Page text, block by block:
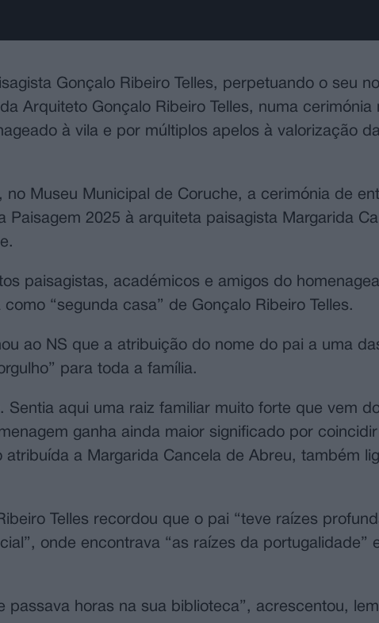
Gonçalo Ribeiro Telles, perpetuando o seu
Arquiteto Gonçalo Ribeiro Telles, numa cerimónia
à vila e por múltiplos apelos à valorização
Museu Municipal de Coruche, a cerimónia de
Paisagem 2025 à arquiteta paisagista Margarida
paisagistas, académicos e amigos do
“segunda casa” de Gonçalo Ribeiro Telles.
ao NS que a atribuição do nome do pai a uma
para toda a família.
aqui uma raiz familiar muito forte que vem
ganha ainda maior significado por
a Margarida Cancela de Abreu, também
Telles recordou que o pai “teve raízes
onde encontrava “as raízes da portugalidade”
passava horas na sua biblioteca”, acrescentou,